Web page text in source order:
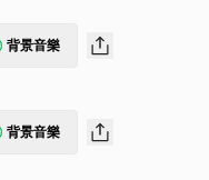
背景音樂
背景音樂